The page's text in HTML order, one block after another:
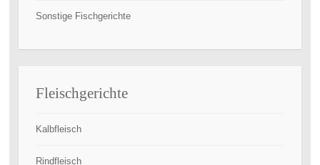
Sonstige Fischgerichte
Fleischgerichte
Kalbfleisch
Rindfleisch